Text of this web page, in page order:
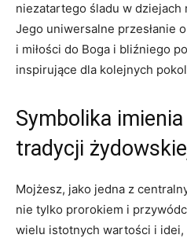
niezatartego śladu⁤ w
Jego uniwersalne przesłanie
i miłości do Boga i ⁤bliźniego
inspirujące dla kolejnych
Symbolika
tradycji
Mojżesz, jako jedna z
nie tylko prorokiem i
wielu ⁣istotnych wartości i idei,